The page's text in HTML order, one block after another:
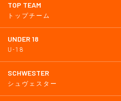
TOP TEAM
トップチーム
UNDER 18
U-18
SCHWESTER
シュヴェスター